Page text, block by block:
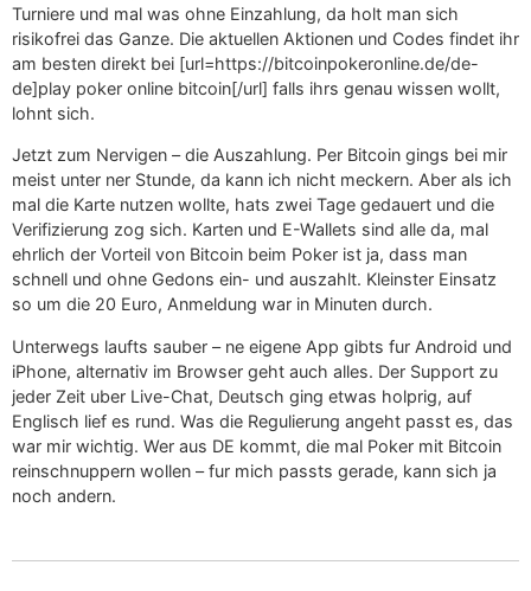
Turniere und mal was ohne Einzahlung, da holt man sich
risikofrei das Ganze. Die aktuellen Aktionen und Codes findet ihr
am besten direkt bei [url=https://bitcoinpokeronline.de/de-
de]play poker online bitcoin[/url] falls ihrs genau wissen wollt,
lohnt sich.
Jetzt zum Nervigen – die Auszahlung. Per Bitcoin gings bei mir
meist unter ner Stunde, da kann ich nicht meckern. Aber als ich
mal die Karte nutzen wollte, hats zwei Tage gedauert und die
Verifizierung zog sich. Karten und E-Wallets sind alle da, mal
ehrlich der Vorteil von Bitcoin beim Poker ist ja, dass man
schnell und ohne Gedons ein- und auszahlt. Kleinster Einsatz
so um die 20 Euro, Anmeldung war in Minuten durch.
Unterwegs laufts sauber – ne eigene App gibts fur Android und
iPhone, alternativ im Browser geht auch alles. Der Support zu
jeder Zeit uber Live-Chat, Deutsch ging etwas holprig, auf
Englisch lief es rund. Was die Regulierung angeht passt es, das
war mir wichtig. Wer aus DE kommt, die mal Poker mit Bitcoin
reinschnuppern wollen – fur mich passts gerade, kann sich ja
noch andern.